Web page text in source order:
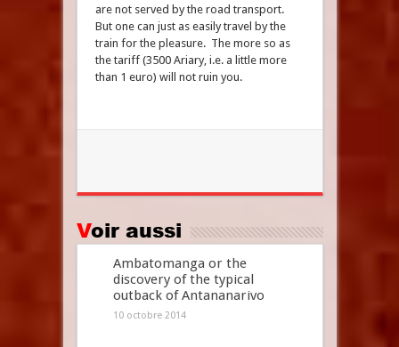
are not served by the road transport.
But one can just as easily travel by the
train for the pleasure. The more so as
the tariff (3500 Ariary, i.e. a little more
than 1 euro) will not ruin you.
Voir aussi
Ambatomanga or the
discovery of the typical
outback of Antananarivo
10 octobre 2014